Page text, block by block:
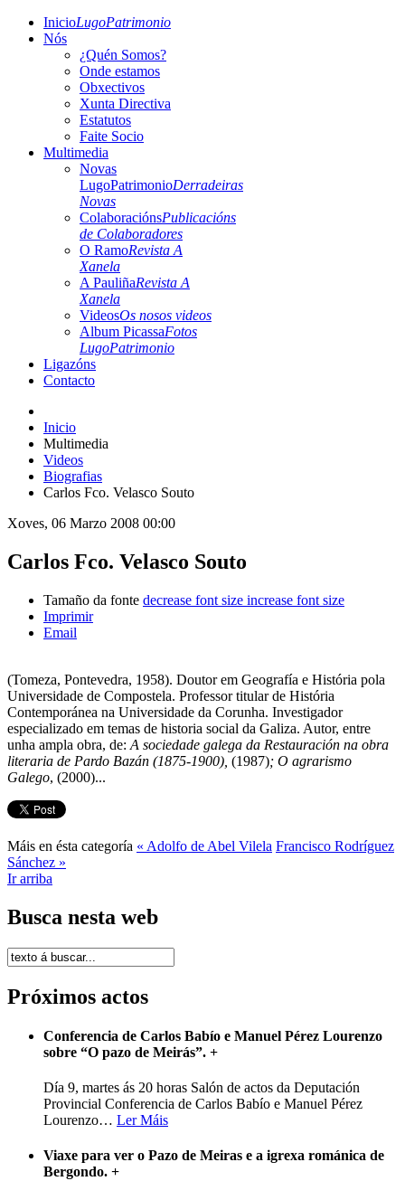
InicioLugoPatrimonio
Nós
¿Quén Somos?
Onde estamos
Obxectivos
Xunta Directiva
Estatutos
Faite Socio
Multimedia
Novas
LugoPatrimonioDerradeiras
Novas
ColaboraciónsPublicacións
de Colaboradores
O RamoRevista A
Xanela
A PauliñaRevista A
Xanela
VideosOs nosos videos
Album PicassaFotos
LugoPatrimonio
Ligazóns
Contacto
Inicio
Multimedia
Videos
Biografias
Carlos Fco. Velasco Souto
Xoves, 06 Marzo 2008 00:00
Carlos Fco. Velasco Souto
Tamaño da fonte decrease font size increase font size
Imprimir
Email
(Tomeza, Pontevedra, 1958). Doutor em Geografía e História pola
Universidade de Compostela. Professor titular de História
Contemporánea na Universidade da Corunha. Investigador
especializado em temas de historia social da Galiza. Autor, entre
unha ampla obra, de: A sociedade galega da Restauración na obra
literaria de Pardo Bazán (1875-1900), (1987); O agrarismo
Galego, (2000)...
Máis en ésta categoría « Adolfo de Abel Vilela Francisco Rodríguez
Sánchez »
Ir arriba
Busca nesta web
Próximos actos
Conferencia de Carlos Babío e Manuel Pérez Lourenzo
sobre “O pazo de Meirás”. +
Día 9, martes ás 20 horas Salón de actos da Deputación
Provincial Conferencia de Carlos Babío e Manuel Pérez
Lourenzo… Ler Máis
Viaxe para ver o Pazo de Meiras e a igrexa románica de
Bergondo. +